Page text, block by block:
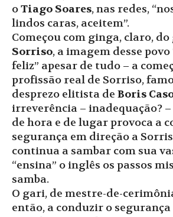
oTiago Soares, nas redes,
lindos caras, aceitem”.
Começou com ginga, claro,
Sorriso, a imagem desse povo
feliz” apesar de tudo – a
profissão real de Sorriso,
desprezo elitista de Boris
irreverência – inadequação?
de hora e de lugar provoca a
segurança em direção a
continua a sambar com sua
“ensina” o inglês os passos
samba.
O gari, de mestre-de-
então, a conduzir o